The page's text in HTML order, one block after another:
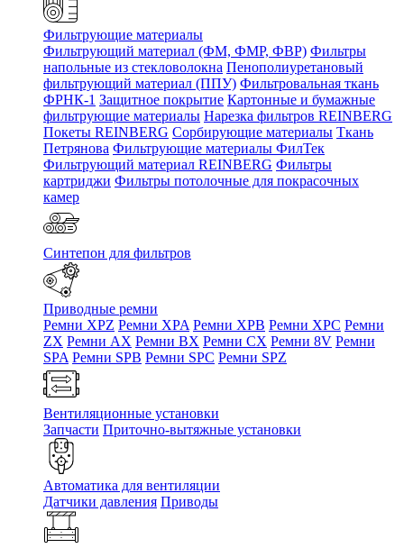
Фильтрующие материалы
Фильтрующий материал (ФМ, ФМР, ФВР) Фильтры
напольные из стекловолокна Пенополиуретановый
фильтрующий материал (ППУ) Фильтровальная ткань
ФРНК-1 Защитное покрытие Картонные и бумажные
фильтрующие материалы Нарезка фильтров REINBERG
Покеты REINBERG Сорбирующие материалы Ткань
Петрянова Фильтрующие материалы ФилТек
Фильтрующий материал REINBERG Фильтры
картриджи Фильтры потолочные для покрасочных
камер
Синтепон для фильтров
Приводные ремни
Ремни XPZ Ремни XPA Ремни XPB Ремни XPC Ремни
ZX Ремни AX Ремни BX Ремни CX Ремни 8V Ремни
SPA Ремни SPB Ремни SPC Ремни SPZ
Вентиляционные установки
Запчасти Приточно-вытяжные установки
Автоматика для вентиляции
Датчики давления Приводы